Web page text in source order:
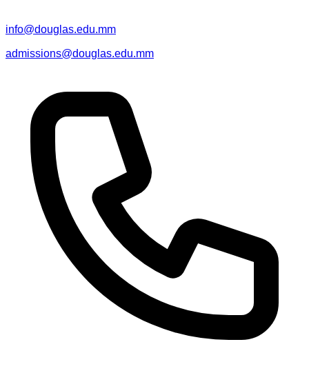
info@douglas.edu.mm
admissions@douglas.edu.mm